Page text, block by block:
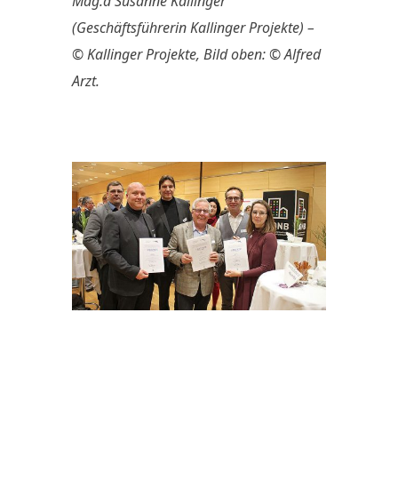
(Geschäftsführerin Kallinger Projekte) –
© Kallinger Projekte, Bild oben: © Alfred
Arzt.